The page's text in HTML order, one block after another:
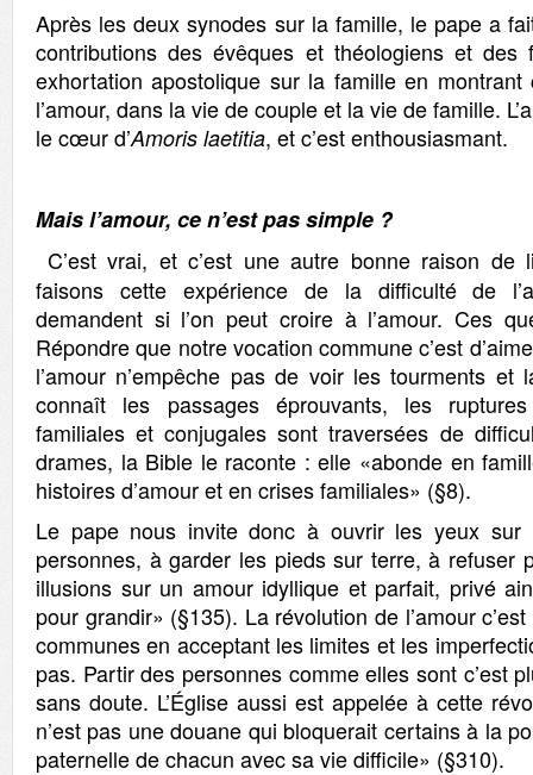
Après les deux synodes sur la famille, le pape a
contributions des évêques et théologiens et
exhortation apostolique sur la famille en montrant
l’amour, dans la vie de couple et la vie de famille.
le cœur d’Amoris laetitia, et c’est enthousiasmant.
Mais l’amour, ce n’est pas simple ?
C’est vrai, et c’est une autre bonne raison de
faisons cette expérience de la difficulté de
demandent si l’on peut croire à l’amour. Ces
Répondre que notre vocation commune c’est
l’amour n’empêche pas de voir les tourments et
connaît les passages éprouvants, les
familiales et conjugales sont traversées de
drames, la Bible le raconte : elle «abonde en
histoires d’amour et en crises familiales» (§8).
Le pape nous invite donc à ouvrir les yeux sur
personnes, à garder les pieds sur terre, à refuser
illusions sur un amour idyllique et parfait, privé
pour grandir» (§135). La révolution de l’amour
communes en acceptant les limites et les
pas. Partir des personnes comme elles sont c’est
sans doute. L’Église aussi est appelée à cette
n’est pas une douane qui bloquerait certains à la
paternelle de chacun avec sa vie difficile» (§310).